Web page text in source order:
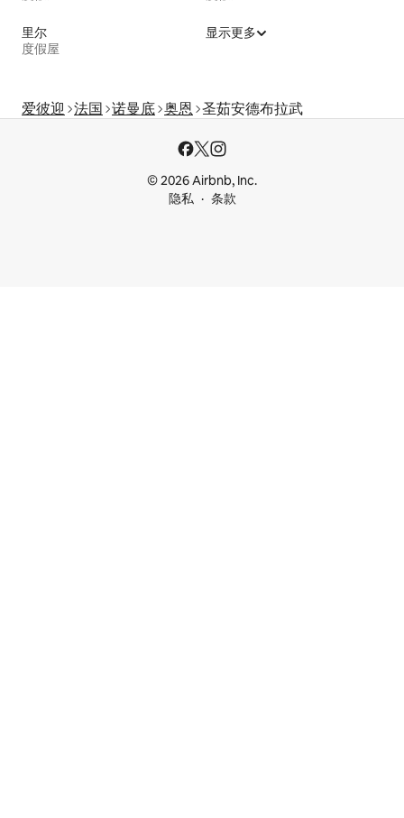
里尔
度假屋
显示更多
爱彼迎 法国 诺曼底 奥恩 圣茹安德布拉武
© 2026 Airbnb, Inc.
隐私
条款